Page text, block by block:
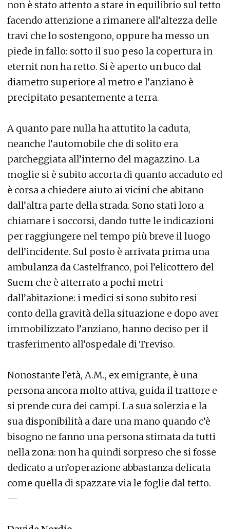
non è stato attento a stare in equilibrio sul tetto
facendo attenzione a rimanere all’altezza delle
travi che lo sostengono, oppure ha messo un
piede in fallo: sotto il suo peso la copertura in
eternit non ha retto. Si è aperto un buco dal
diametro superiore al metro e l’anziano è
precipitato pesantemente a terra.
A quanto pare nulla ha attutito la caduta,
neanche l’automobile che di solito era
parcheggiata all’interno del magazzino. La
moglie si è subito accorta di quanto accaduto ed
è corsa a chiedere aiuto ai vicini che abitano
dall’altra parte della strada. Sono stati loro a
chiamare i soccorsi, dando tutte le indicazioni
per raggiungere nel tempo più breve il luogo
dell’incidente. Sul posto è arrivata prima una
ambulanza da Castelfranco, poi l’elicottero del
Suem che è atterrato a pochi metri
dall’abitazione: i medici si sono subito resi
conto della gravità della situazione e dopo aver
immobilizzato l’anziano, hanno deciso per il
trasferimento all’ospedale di Treviso.
Nonostante l’età, A.M., ex emigrante, è una
persona ancora molto attiva, guida il trattore e
si prende cura dei campi. La sua solerzia e la
sua disponibilità a dare una mano quando c’è
bisogno ne fanno una persona stimata da tutti
nella zona: non ha quindi sorpreso che si fosse
dedicato a un’operazione abbastanza delicata
come quella di spazzare via le foglie dal tetto.
—